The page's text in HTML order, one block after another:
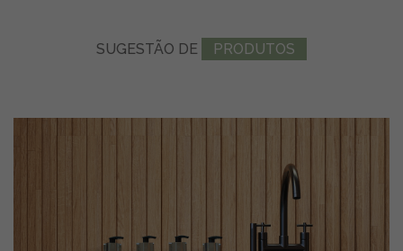
SUGESTÃO DE PRODUTOS